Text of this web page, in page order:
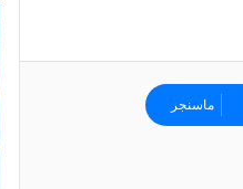
ماسنجر